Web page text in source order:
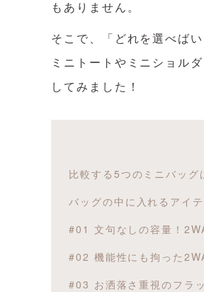
もありません。
そこで、「どれを選べば
ミニトートやミニショル
してみました！
比較する5つのミニバッグ
バッグの中に入れるアイ
#01 文句なしの容量！
#02 機能性にも拘った
#03 お洒落さ重視のフラ